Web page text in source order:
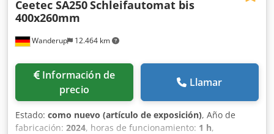
Wanderup 12.464 km
Ceetec SA250Schleifautomat bis
400x260mm
Información de
precio
Llamar
Estado: como nuevo (artículo de exposición), Año de
fabricación: 2024, horas de funcionamiento: 1 h,